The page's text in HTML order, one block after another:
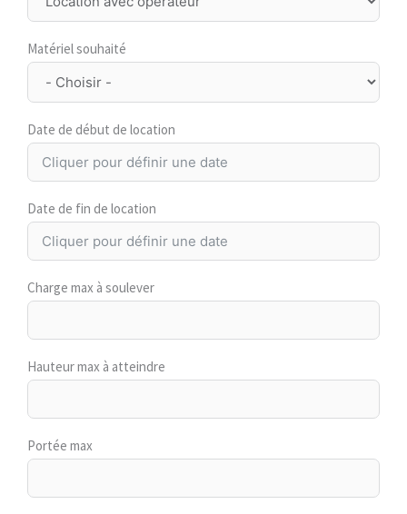
Matériel souhaité
Date de début de location
Date de fin de location
Charge max à soulever
Hauteur max à atteindre
Portée max